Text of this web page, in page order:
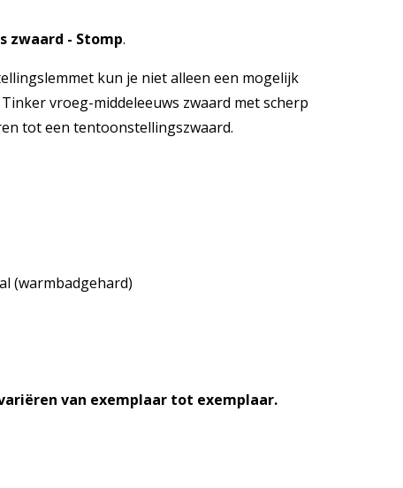
zwaard - Stomp.
kun je niet alleen een mogelijk
vroeg-middeleeuws zwaard met scherp
tot een tentoonstellingszwaard.
(warmbadgehard)
van exemplaar tot exemplaar.